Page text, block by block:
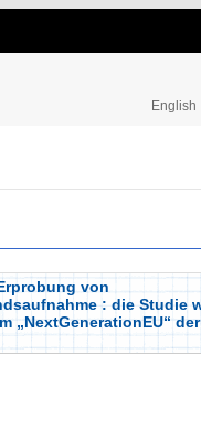
English
von
: die Studie
„NextGenerationEU“ der